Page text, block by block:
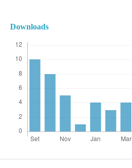
Downloads